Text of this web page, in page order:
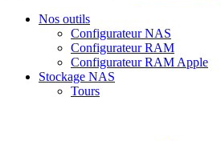
Nos outils
Configurateur NAS
Configurateur RAM
Configurateur RAM Apple
Stockage NAS
Tours